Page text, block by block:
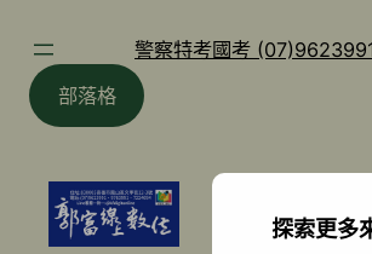
警察特考國考
部落格
探索更多